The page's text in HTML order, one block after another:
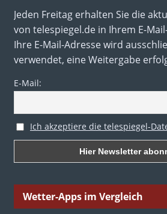
Jeden Freitag erhalten Sie die
von telespiegel.de in Ihrem E-
Ihre E-Mail-Adresse wird
verwendet, eine Weitergabe
E-Mail:
Ich akzeptiere die telespiegel-
Wetter-Apps im Vergleich